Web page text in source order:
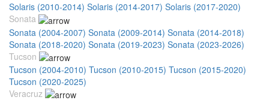
Solaris (2010-2014) Solaris (2014-2017) Solaris (2017-2020)
Sonata
Sonata (2004-2007) Sonata (2009-2014) Sonata (2014-2018)
Sonata (2018-2020) Sonata (2019-2023) Sonata (2023-2026)
Tucson
Tucson (2004-2010) Tucson (2010-2015) Tucson (2015-2020)
Tucson (2020-2025)
Veracruz